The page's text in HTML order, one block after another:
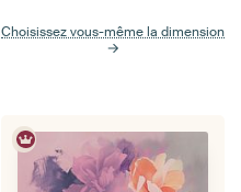
Choisissez vous-même la dimension